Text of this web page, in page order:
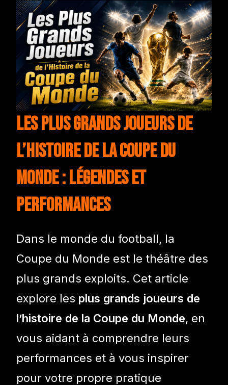
Les Plus Grands Joueurs de
l’Histoire de la Coupe du
Monde : Légendes et
Performances
Dans le monde du football, la
Coupe du Monde est le théâtre des
plus grands exploits. Cet article
explore les plus grands joueurs de
l’histoire de la Coupe du Monde, en
vous aidant à comprendre leurs
performances et à vous inspirer
pour votre propre pratique